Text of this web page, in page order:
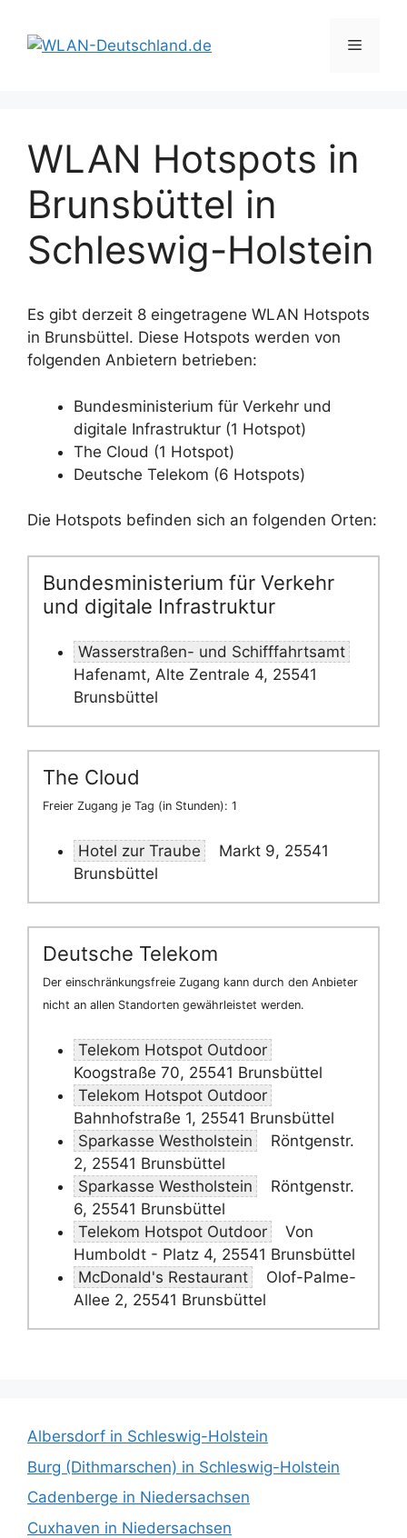
Inhalt
springen
Menü
WLAN Hotspots in
Brunsbüttel in
Schleswig-Holstein
Es gibt derzeit 8 eingetragene WLAN Hotspots
in Brunsbüttel. Diese Hotspots werden von
folgenden Anbietern betrieben:
Bundesministerium für Verkehr und
digitale Infrastruktur (1 Hotspot)
The Cloud (1 Hotspot)
Deutsche Telekom (6 Hotspots)
Die Hotspots befinden sich an folgenden Orten:
Bundesministerium für Verkehr
und digitale Infrastruktur
Wasserstraßen- und Schifffahrtsamt
Hafenamt, Alte Zentrale 4, 25541
Brunsbüttel
The Cloud
Freier Zugang je Tag (in Stunden): 1
Hotel zur Traube
Markt 9, 25541
Brunsbüttel
Deutsche Telekom
Der einschränkungsfreie Zugang kann durch den Anbieter
nicht an allen Standorten gewährleistet werden.
Telekom Hotspot Outdoor
Koogstraße 70, 25541 Brunsbüttel
Telekom Hotspot Outdoor
Bahnhofstraße 1, 25541 Brunsbüttel
Sparkasse Westholstein
Röntgenstr.
2, 25541 Brunsbüttel
Sparkasse Westholstein
Röntgenstr.
6, 25541 Brunsbüttel
Telekom Hotspot Outdoor
Von
Humboldt - Platz 4, 25541 Brunsbüttel
McDonald's Restaurant
Olof-Palme-
Allee 2, 25541 Brunsbüttel
Albersdorf in Schleswig-Holstein
Burg (Dithmarschen) in Schleswig-Holstein
Cadenberge in Niedersachsen
Cuxhaven in Niedersachsen